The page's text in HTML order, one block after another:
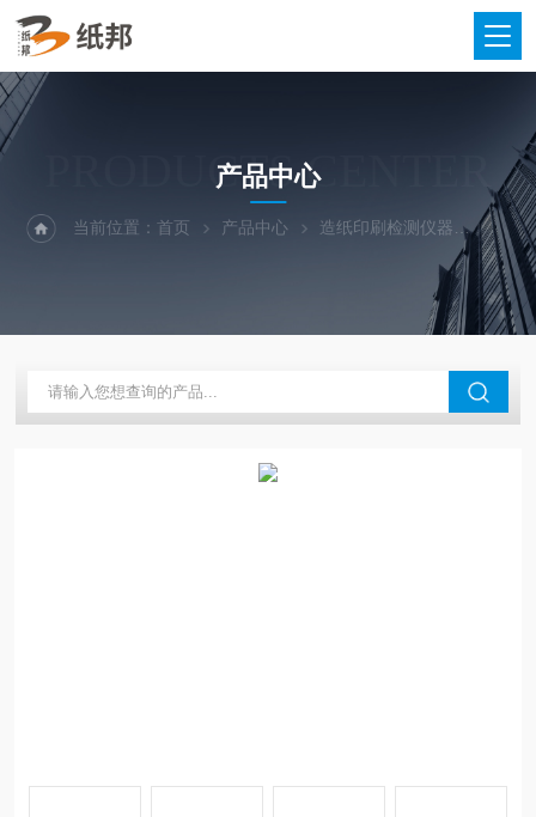
PRODUCTS CENTER
产品中心
当前位置：首页 产品中心 造纸印刷检测仪器 打浆